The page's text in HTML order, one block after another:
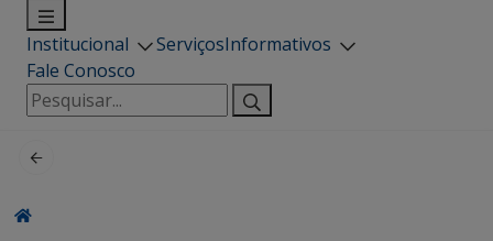
Institucional ServiçosInformativos
Fale Conosco
Pesquisar
por: